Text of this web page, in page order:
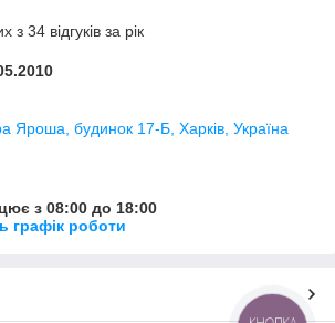
з 34 відгуків за рік
Яроша, будинок 17-Б, Харків, Україна
з 08:00 до 18:00
графік роботи